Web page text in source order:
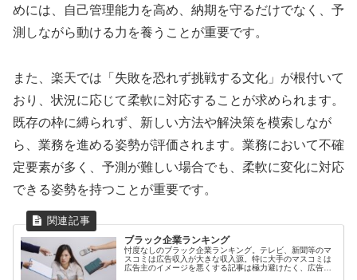
めには、自己管理能力を高め、納期を守るだけでなく、予
測しながら動ける力を養うことが重要です。
また、楽天では「失敗を恐れず挑戦する文化」が根付いて
おり、状況に応じて柔軟に対応することが求められます。
既存の枠に縛られず、新しい方法や解決策を模索しなが
ら、業務を進める姿勢が評価されます。業務において不確
定要素が多く、予測が難しい場合でも、柔軟に変化に対応
できる姿勢を持つことが重要です。
ブラック企業ランキング
忖度なしのブラック企業ランキング。テレビ、新聞等のマ
スコミは広告収入が大きな収入源。特に大手のマスコミは
広告主のイメージを悪くする記事は極力避けたく、広告主